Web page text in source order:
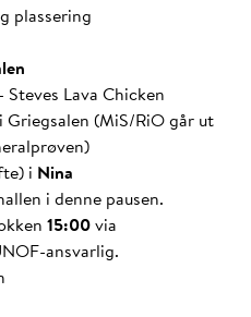
plassering
Steves Lava Chicken
Griegsalen (MiS/RiO går ut
i Nina
i denne pausen.
15:00via
ansvarlig.